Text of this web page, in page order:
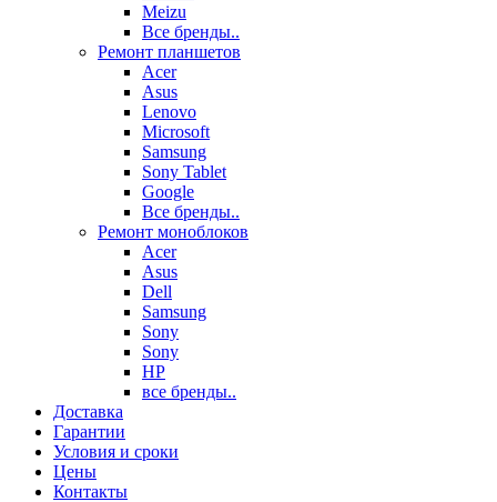
Meizu
Все бренды..
Ремонт планшетов
Acer
Asus
Lenovo
Microsoft
Samsung
Sony Tablet
Google
Все бренды..
Ремонт моноблоков
Acer
Asus
Dell
Samsung
Sony
Sony
HP
все бренды..
Доставка
Гарантии
Условия и сроки
Цены
Контакты